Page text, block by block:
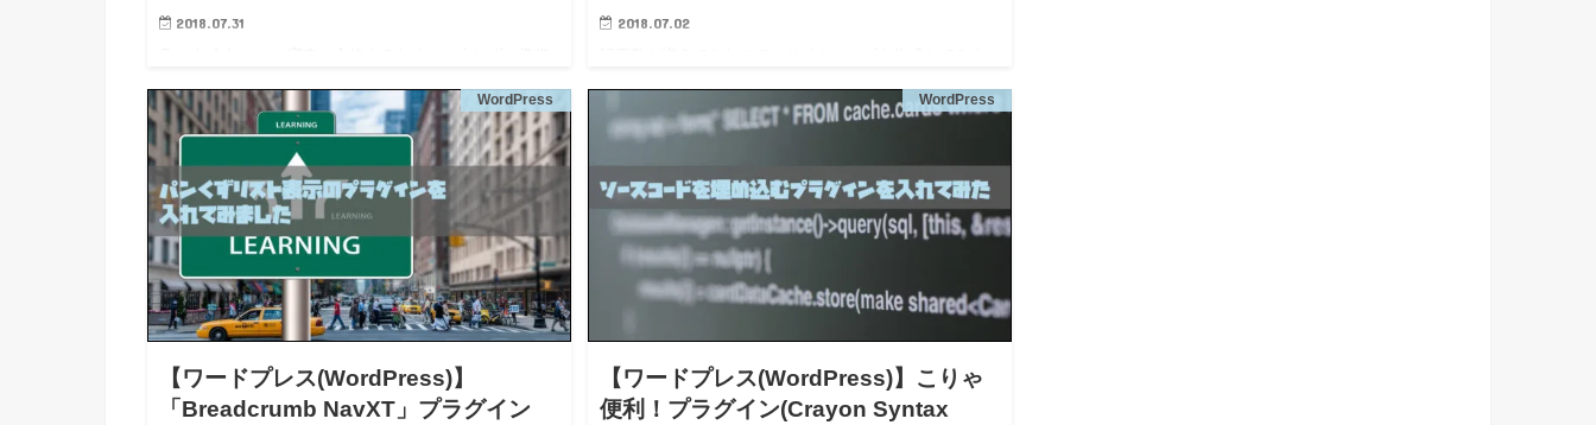
2018.07.31
Adsenseの審査に合格するためにはいくつかポイントが
あるとのこと。 独自ドメインを取得している…
2018.07.02
google等の検索にヒットするようにするためには、検索
ロボットにブログサイト全体をクロールしてインデック
WordPress
【ワードプレス(WordPress)】
「Breadcrumb NavXT」プラグイン
WordPress
【ワードプレス(WordPress)】こりゃ
便利！プラグイン(Crayon Syntax